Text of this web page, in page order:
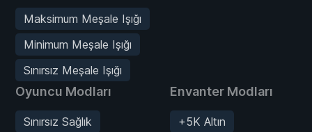
Maksimum Meşale Işığı
Minimum Meşale Işığı
Sınırsız Meşale Işığı
Oyuncu Modları
Sınırsız Sağlık
Envanter Modları
+5K Altın